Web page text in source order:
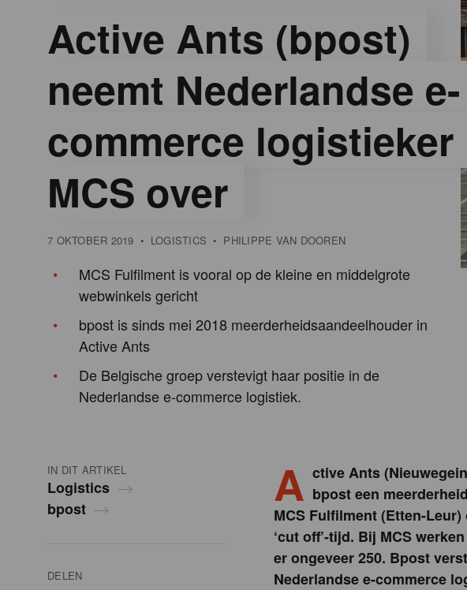
Active Ants (bpost)
neemt Nederlandse e-
commerce logistieker
MCS over
7 OKTOBER 2019 • LOGISTICS • PHILIPPE VAN DOOREN
MCS Fulfilment is vooral op de kleine en middelgrote
webwinkels gericht
bpost is sinds mei 2018 meerderheidsaandeelhouder in
Active Ants
De Belgische groep verstevigt haar positie in de
Nederlandse e-commerce logistiek.
IN DIT ARTIKEL
Logistics
bpost
DELEN
A ctive Ants
bpost een
MCS Fulfilment (Etten-
‘cut off’-tijd. Bij MCS
er ongeveer 250. Bpost
Nederlandse e-commerce